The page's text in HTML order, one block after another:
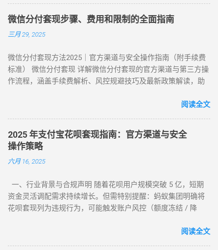
★★★☆☆ 低频次隐私需求 四、2025 年花呗风控破解策略
（实操级指南） （一）行为模拟防监测技巧 金额控制 ：单次
间间隔 ：两次操作间隔≥72 小时，模拟真实消费周期 场景多元
化 ：交替使用扫码支付、生活缴费、电商购...
折损 高安全性 自操作的核心在于“隐蔽性”。如果你直接扫描自
己的收款码，支付宝风控会瞬间识别为违规套现。以下是 2026
年依然有效的几种正确自操作姿势。 一、 2026 个人自操作三
物转手 天猫/京东买手机回购 约 5% T+1 / T+2 话费/流量代充
帮亲友充值并代收现金 约 2% 即时 黄金/硬通货模式 支付宝黄
金回购或实物金 视金价波动 2-3个工作日 二、 深度步骤：花呗
是 2026 年权重最高的方法。在天猫旗舰店挑选一款热门手机
（如 iPh...
微信分付套现步骤、费用和限制的全面指南
三月 29, 2025
微信分付套现方法2025｜官方渠道与安全操作指南（附手续费
标准） 微信分付套现 详解微信分付套现的官方渠道与第三方操
作流程，涵盖手续费解析、风控规避技巧及最新政策解读，助
年新规：微信支付强化分付风控，禁止直接套现（引用央行
（第三方支付研究院数据） 主流方式：通过虚拟商品交易（占
比68%）、线下商家合作（占比22%） 二、微信分付套现操作
指南（2025最新流程） 官方渠道：分付还款抵扣（合规但有限
制） 路径：微信→钱包→分付→还款→使用分付额度还款 限
易（主流方法） 选择支持分付的电商平台（如美团、苏宁易
购） 购买电子礼品卡/话费充值（建议≤2000元/笔） 联系回收
商变现，手续费8%-15% 线下商家合作：扫码套现（需深度信
阅读全文
2025 年支付宝花呗套现指南：官方渠道与安全
操作策略
六月 16, 2025
一、行业背景与合规声明 随着花呗用户规模突破 5 亿，短期
资金灵活调配需求持续增长。但需特别提醒：蚂蚁集团明确将
花呗套现列为违规行为，可能触发账户风控（额度冻结 / 降
可的额度使用场景及低风险操作方案，助力用户理性管理信用
阅读全文